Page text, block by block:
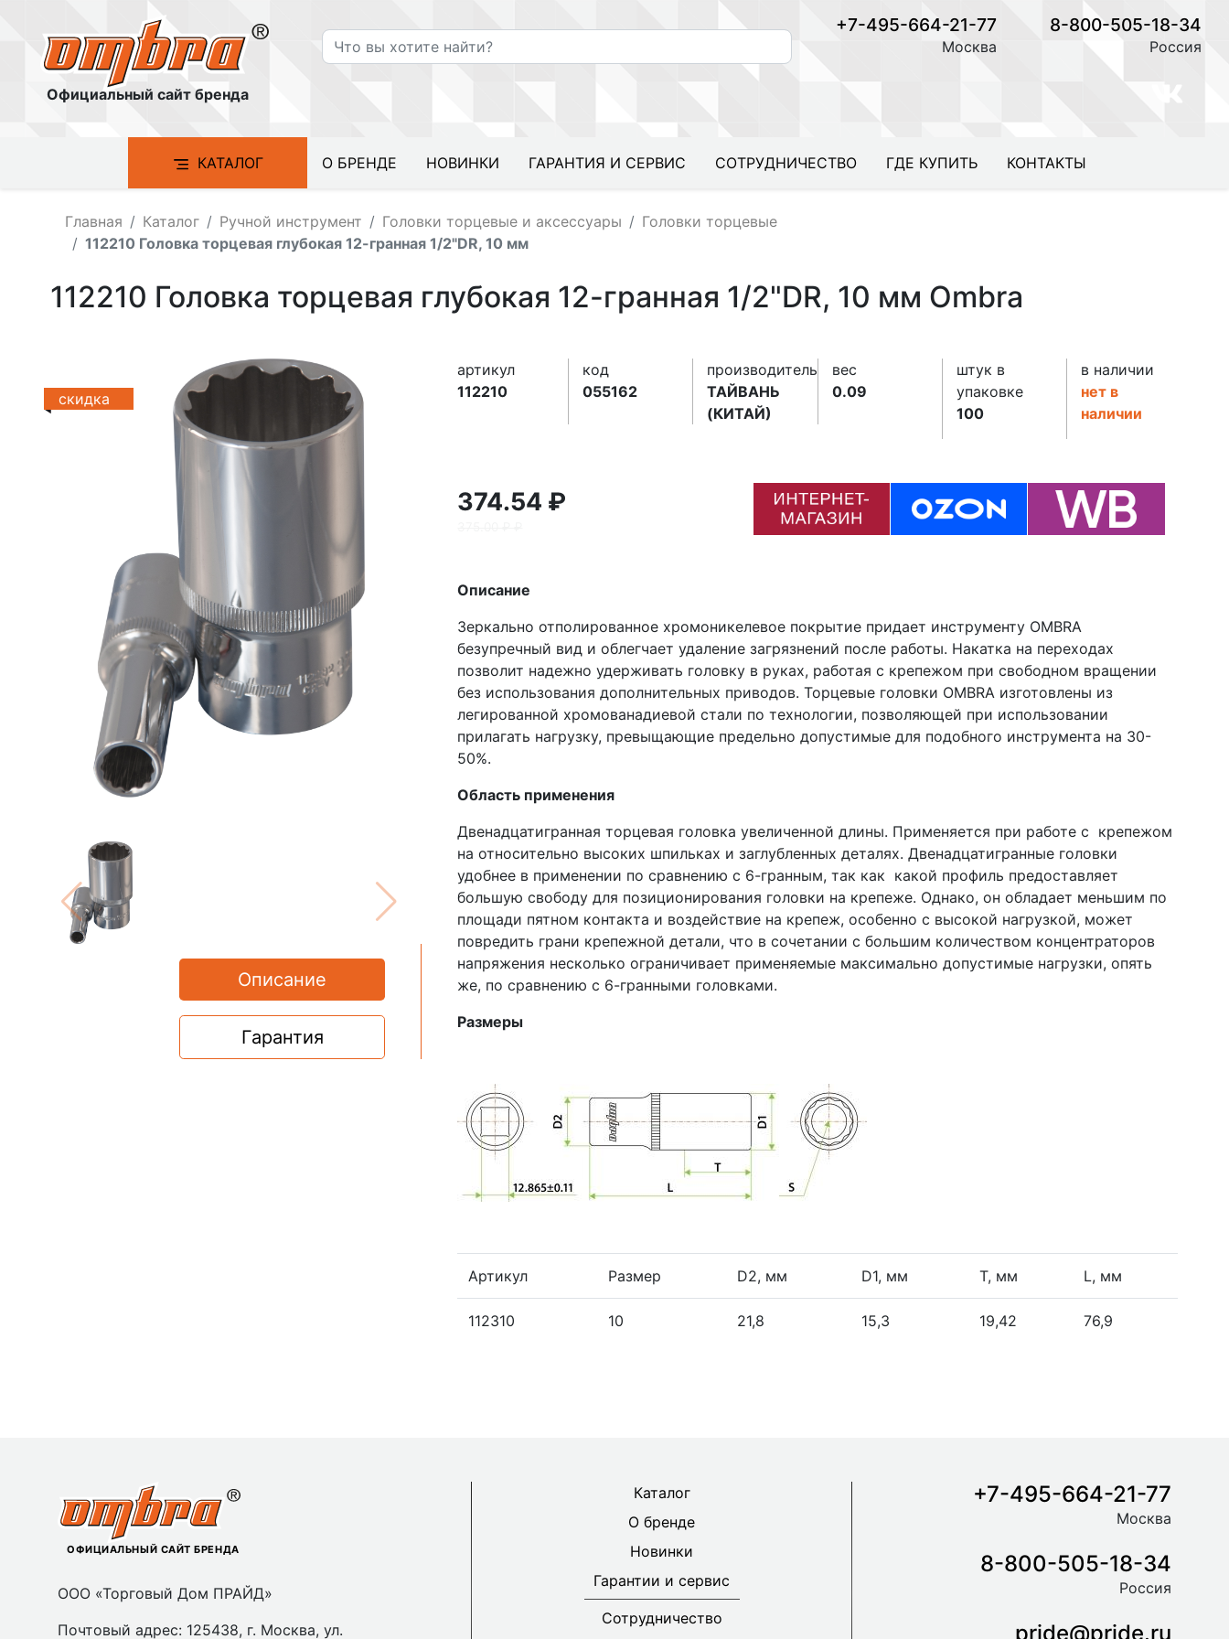
Официальный сайт бренда
+7-495-664-21-77
Москва
8-800-505-18-34
Россия
КАТАЛОГ О БРЕНДЕ НОВИНКИ ГАРАНТИЯ И СЕРВИС СОТРУДНИЧЕСТВО ГДЕ КУПИТЬ КОНТАКТЫ
Главная Каталог Ручной инструмент Головки торцевые и аксессуары
Головки торцевые
112210 Головка торцевая глубокая 12-гранная 1/2"DR, 10 мм
112210 Головка торцевая глубокая 12-гранная 1/2"DR, 10 мм Ombra
скидка
Описание
Гарантия
артикул
112210
код
055162
производитель
ТАЙВАНЬ
(КИТАЙ)
вес
0.09
штук в
упаковке
100
в наличии
нет в
наличии
374.54 ₽
Описание
Зеркально отполированное хромоникелевое покрытие придает инструменту OMBRA
безупречный вид и облегчает удаление загрязнений после работы. Накатка на переходах
позволит надежно удерживать головку в руках, работая с крепежом при свободном вращении
без использования дополнительных приводов. Торцевые головки OMBRA изготовлены из
легированной хромованадиевой стали по технологии, позволяющей при использовании
прилагать нагрузку, превыщающие предельно допустимые для подобного инструмента на 30-
50%.
Область применения
Двенадцатигранная торцевая головка увеличенной длины. Применяется при работе с крепежом
на относительно высоких шпильках и заглубленных деталях. Двенадцатигранные головки
удобнее в применении по сравнению с 6-гранным, так как какой профиль предоставляет
большую свободу для позиционирования головки на крепеже. Однако, он обладает меньшим по
площади пятном контакта и воздействие на крепеж, особенно с высокой нагрузкой, может
повредить грани крепежной детали, что в сочетании с большим количеством концентраторов
напряжения несколько ограничивает применяемые максимально допустимые нагрузки, опять
же, по сравнению с 6-гранными головками.
Размеры
Артикул Размер D2, мм D1, мм Т, мм L, мм
112310 10 21,8 15,3 19,42 76,9
ОФИЦИАЛЬНЫЙ САЙТ БРЕНДА
ООО «Торговый Дом ПРАЙД»
Почтовый адрес: 125438, г. Москва, ул.
Каталог
О бренде
Новинки
Гарантии и сервис
Сотрудничество
+7-495-664-21-77
Москва
8-800-505-18-34
Россия
pride@pride.ru